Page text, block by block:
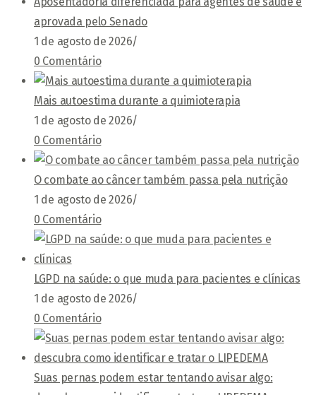
aprovada pelo Senado
1 de agosto de 2026/
0 Comentário
Mais autoestima durante a quimioterapia
1 de agosto de 2026/
0 Comentário
O combate ao câncer também passa pela nutrição
1 de agosto de 2026/
0 Comentário
LGPD na saúde: o que muda para pacientes e clínicas
1 de agosto de 2026/
0 Comentário
Suas pernas podem estar tentando avisar algo: